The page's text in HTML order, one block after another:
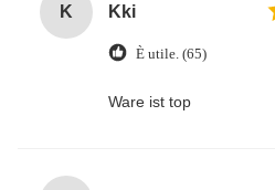
K Kki
È utile. (65)
Ware ist top